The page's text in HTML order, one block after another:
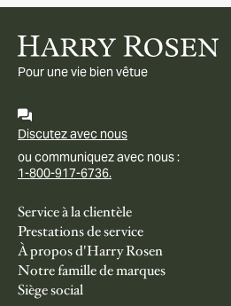
Pour une vie bien vêtue
Discutez avec nous
ou communiquez avec nous :
1-800-917-6736.
Service à la clientèle
Prestations de service
À propos d'Harry Rosen
Notre famille de marques
Siège social